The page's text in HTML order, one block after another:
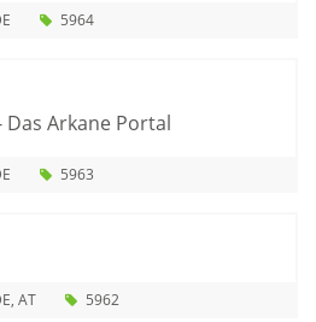
5964
Arkane Portal
5963
AT 5962